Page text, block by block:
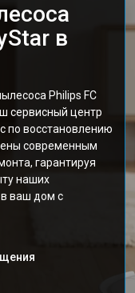
в
Philips FC
сервисный центр
по восстановлению
современным
гарантируя
наших
в ваш дом с